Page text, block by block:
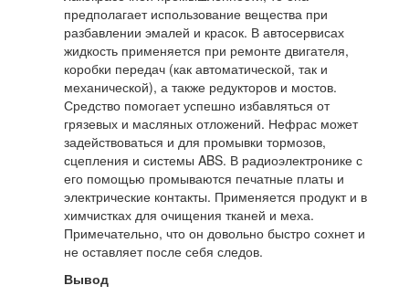
предполагает использование вещества при
разбавлении эмалей и красок. В автосервисах
жидкость применяется при ремонте двигателя,
коробки передач (как автоматической, так и
механической), а также редукторов и мостов.
Средство помогает успешно избавляться от
грязевых и масляных отложений. Нефрас может
задействоваться и для промывки тормозов,
сцепления и системы ABS. В радиоэлектронике с
его помощью промываются печатные платы и
электрические контакты. Применяется продукт и в
химчистках для очищения тканей и меха.
Примечательно, что он довольно быстро сохнет и
не оставляет после себя следов.
Вывод